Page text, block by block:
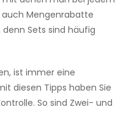
auch Mengenrabatte
Sets sind häufig
ist immer eine
diesen Tipps haben Sie
So sind Zwei- und